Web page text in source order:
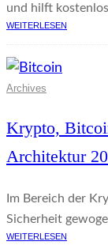
und hilft
WEITERLESEN
Archives
Krypto,
Architektur
Im Bereich der
Sicherheit
WEITERLESEN